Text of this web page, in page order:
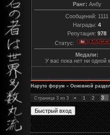
Ранг: Анбу
Сообщений: 1111
Награды: 4
Репутация: 978
Статус:
Медали:
У вас пока нет ни одной
Наруто форум » Основной
Страница 3 из 3 « 1 2 3